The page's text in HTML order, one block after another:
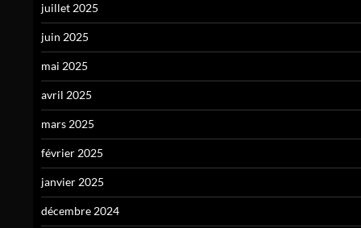
juillet 2025
juin 2025
mai 2025
avril 2025
mars 2025
février 2025
janvier 2025
décembre 2024